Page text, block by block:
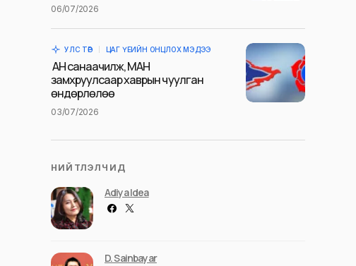
06/07/2026
УЛС ТӨР ЦАГ ҮЕИЙН ОНЦЛОХ МЭДЭЭ
АН санаачилж, МАН
замхруулсаар хаврын чуулган
өндөрлөлөө
03/07/2026
НИЙТЛЭЛЧИД
Adiya Idea
D. Sainbayar